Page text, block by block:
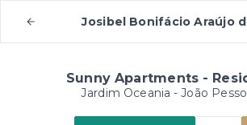
Josibel Bonifácio Araújo
Sunny Apartments -
Jardim Oceania - João